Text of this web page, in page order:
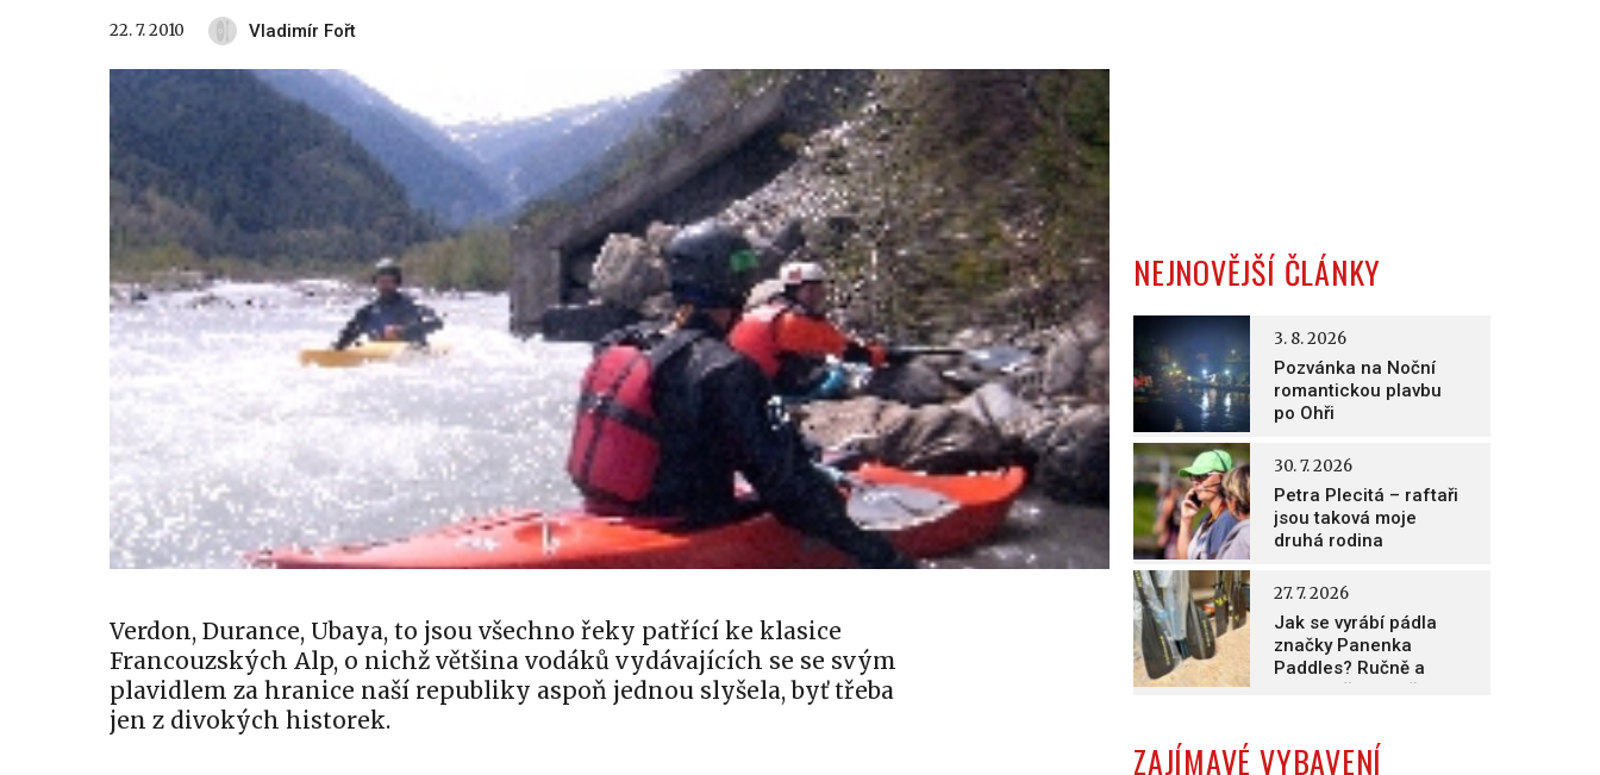
22. 7. 2010 Vladimír Fořt
Verdon, Durance, Ubaya, to jsou všechno řeky patřící ke klasice
Francouzských Alp, o nichž většina vodáků vydávajících se se svým
plavidlem za hranice naší republiky aspoň jednou slyšela, byť třeba
jen z divokých historek.
NEJNOVĚJŠÍ ČLÁNKY
Pozvánka na Noční
romantickou plavbu
po Ohři
3. 8. 2026
Petra Plecitá – raftaři
jsou taková moje
druhá rodina
30. 7. 2026
Jak se vyrábí pádla
značky Panenka
Paddles? Ručně a
nesmírně poctivě!
27. 7. 2026
ZAJÍMAVÉ VYBAVENÍ